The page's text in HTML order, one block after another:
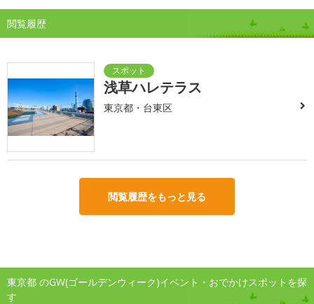
閲覧履歴
浅草ハレテラス
東京都・台東区
閲覧履歴をもっと見る
東京都 のGW(ゴールデンウィーク)イベント・おでかけスポットを探
す